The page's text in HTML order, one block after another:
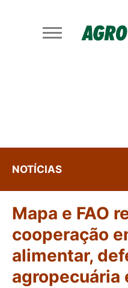
NOTÍCIAS
Mapa e FAO
cooperação
alimentar,
agropecuária